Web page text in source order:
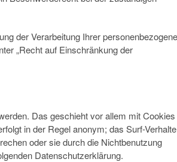
der Verarbeitung Ihrer
„Recht auf Einschränkung der
Das geschieht vor allem mit Cookies
in der Regel anonym; das Surf-
oder sie durch die Nichtbenutzung
Datenschutzerklärung.